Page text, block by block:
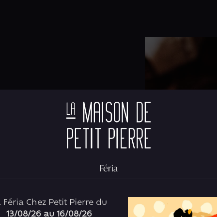
Féria
Féria Chez Petit Pierre du
13/08/26 au 16/08/26